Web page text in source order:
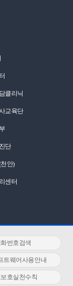
클리닉
교육단
단
안)
센터
번호검색
트웨어사용안내
호실천수칙